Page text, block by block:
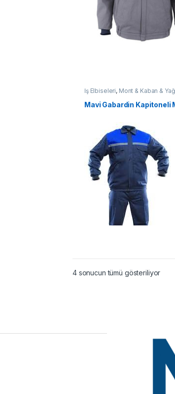
İş Elbiseleri, Mont & Kaban &
Mavi Gabardin Kapitoneli
4 sonucun tümü gösteriliyor